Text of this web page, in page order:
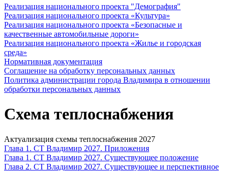
Реализация национального проекта "Демография"
Реализация национального проекта «Культура»
Реализация национального проекта «Безопасные и
качественные автомобильные дороги»
Реализация национального проекта «Жилье и городская
среда»
Нормативная документация
Соглашение на обработку персональных данных
Политика администрации города Владимира в отношении
обработки персональных данных
Схема теплоснабжения
Актуализация схемы теплоснабжения 2027
Глава 1. СТ Владимир 2027. Приложения
Глава 1. СТ Владимир 2027. Существующее положение
Глава 2. СТ Владимир 2027. Существующее и перспективное